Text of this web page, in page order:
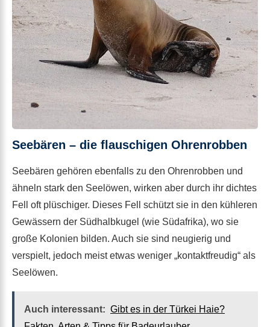
Seebären – die flauschigen Ohrenrobben
Seebären gehören ebenfalls zu den Ohrenrobben und
ähneln stark den Seelöwen, wirken aber durch ihr dichtes
Fell oft plüschiger. Dieses Fell schützt sie in den kühleren
Gewässern der Südhalbkugel (wie Südafrika), wo sie
große Kolonien bilden. Auch sie sind neugierig und
verspielt, jedoch meist etwas weniger „kontaktfreudig“ als
Seelöwen.
Auch interessant: Gibt es in der Türkei Haie?